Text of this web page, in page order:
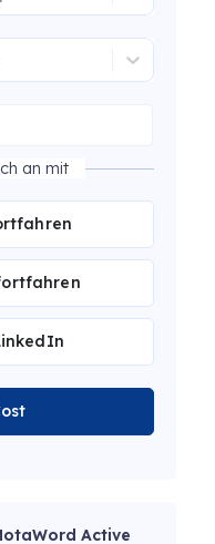
an mit
Active